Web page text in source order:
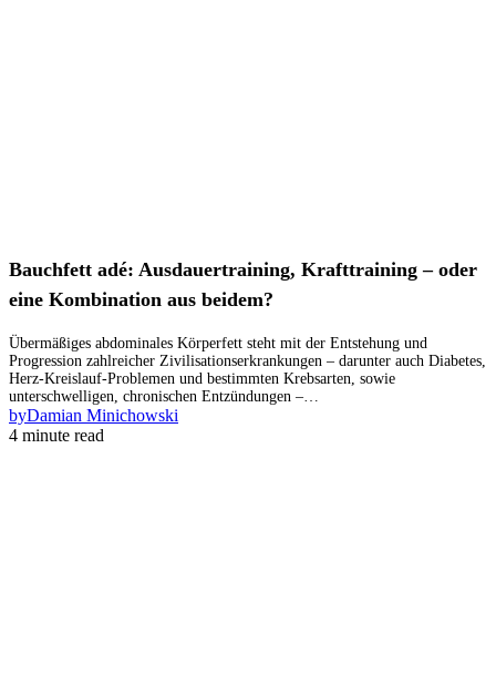
Bauchfett adé: Ausdauertraining, Krafttraining – oder
eine Kombination aus beidem?
Übermäßiges abdominales Körperfett steht mit der Entstehung und
Progression zahlreicher Zivilisationserkrankungen – darunter auch Diabetes,
Herz-Kreislauf-Problemen und bestimmten Krebsarten, sowie
unterschwelligen, chronischen Entzündungen –…
byDamian Minichowski
4 minute read